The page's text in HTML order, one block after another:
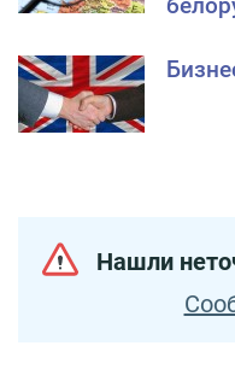
Нашли